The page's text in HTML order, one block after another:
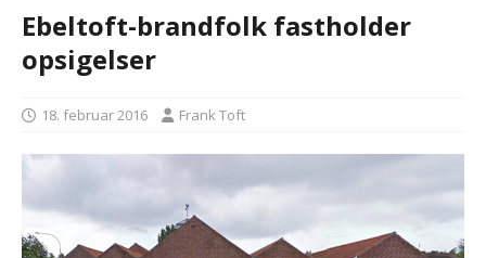
Ebeltoft-brandfolk fastholder
opsigelser
18. februar 2016 Frank Toft